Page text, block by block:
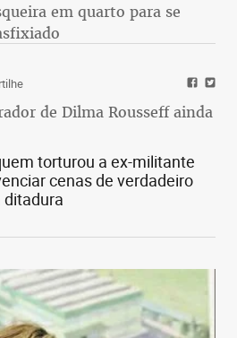
em quarto para se
de Dilma Rousseff ainda
torturou a ex-militante
cenas de verdadeiro
ditadura